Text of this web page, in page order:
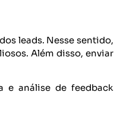
leads. Nesse sentido,
Além disso, enviar
e análise de feedback